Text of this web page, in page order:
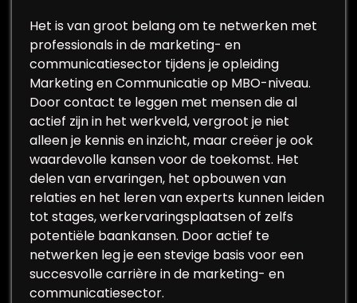
Het is van groot belang om te netwerken met
professionals in de marketing- en
communicatiesector tijdens je opleiding
Marketing en Communicatie op MBO-niveau.
Door contact te leggen met mensen die al
actief zijn in het werkveld, vergroot je niet
alleen je kennis en inzicht, maar creëer je ook
waardevolle kansen voor de toekomst. Het
delen van ervaringen, het opbouwen van
relaties en het leren van experts kunnen leiden
tot stages, werkervaringsplaatsen of zelfs
potentiële baankansen. Door actief te
netwerken leg je een stevige basis voor een
succesvolle carrière in de marketing- en
communicatiesector.